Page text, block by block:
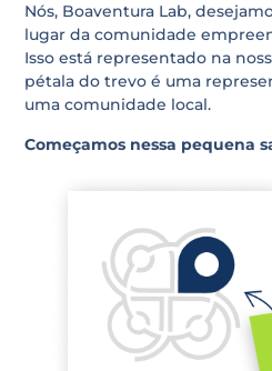
Nós, Boaventura Lab,
lugar da comunidade
Isso está representado na
pétala do trevo é uma
uma comunidade local.
Começamos nessa pequena